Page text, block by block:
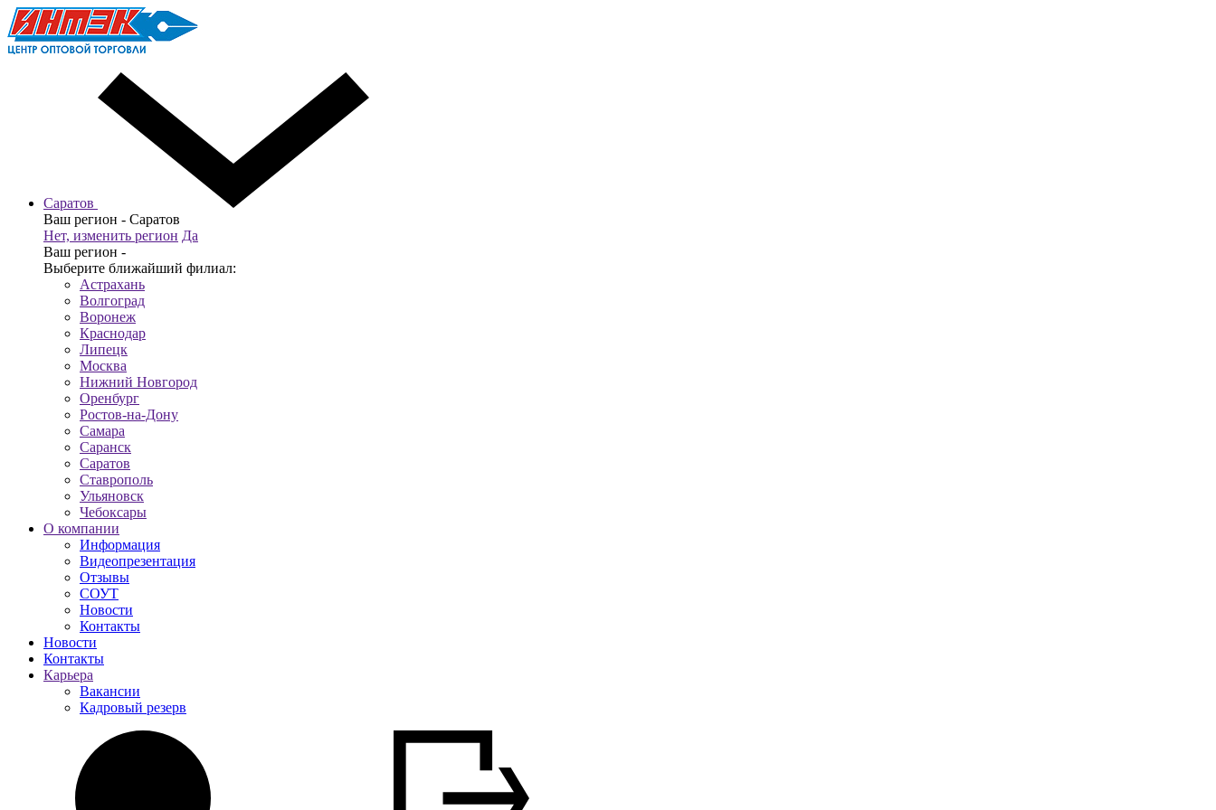
Саратов
Ваш регион - Саратов
Нет, изменить регион Да
Ваш регион -
Выберите ближайший филиал:
Астрахань
Волгоград
Воронеж
Краснодар
Липецк
Москва
Нижний Новгород
Оренбург
Ростов-на-Дону
Самара
Саранск
Саратов
Ставрополь
Ульяновск
Чебоксары
О компании
Информация
Видеопрезентация
Отзывы
СОУТ
Новости
Контакты
Новости
Контакты
Карьера
Вакансии
Кадровый резерв